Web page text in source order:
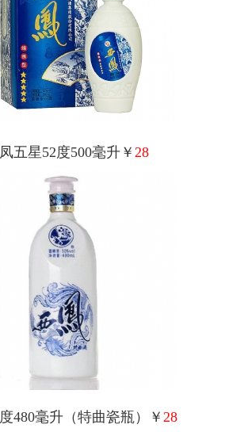
五星52度500毫升￥ 28
480毫升（特曲瓷瓶）￥ 28